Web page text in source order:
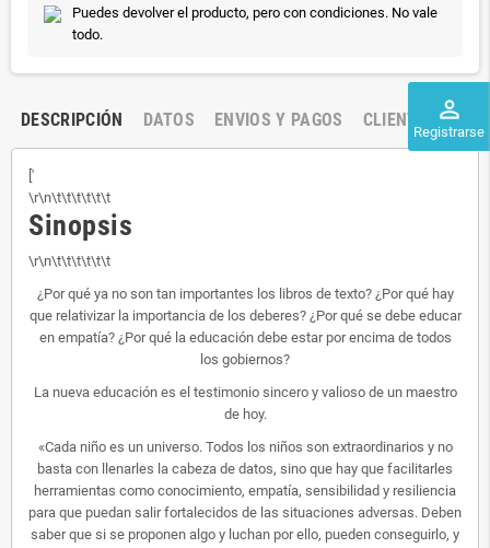
perm_identity
Registrarse
Puedes devolver el producto, pero con condiciones. No vale
todo.
DESCRIPCIÓN DATOS ENVIOS Y PAGOS CLIENTES
['
\r\n\t\t\t\t\t\t
Sinopsis
\r\n\t\t\t\t\t\t
¿Por qué ya no son tan importantes los libros de texto? ¿Por qué hay
que relativizar la importancia de los deberes? ¿Por qué se debe educar
en empatía? ¿Por qué la educación debe estar por encima de todos
los gobiernos?
La nueva educación es el testimonio sincero y valioso de un maestro
de hoy.
«Cada niño es un universo. Todos los niños son extraordinarios y no
basta con llenarles la cabeza de datos, sino que hay que facilitarles
herramientas como conocimiento, empatía, sensibilidad y resiliencia
para que puedan salir fortalecidos de las situaciones adversas. Deben
saber que si se proponen algo y luchan por ello, pueden conseguirlo, y